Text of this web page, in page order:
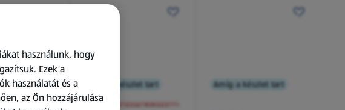
tart
Amíg a készlet tart
XXL
A termék nem érkezett meg!
Amíg a készlet tart
használunk, hogy
Ezek a
használatát és a
az Ön hozzájárulása